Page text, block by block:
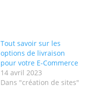
Tout savoir sur les
options de livraison
pour votre E-Commerce
14 avril 2023
Dans "création de sites"